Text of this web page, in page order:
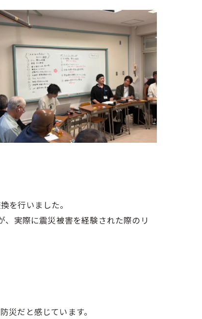
を行いました。
実際に震災被害を経験された際のリ
だと感じています。